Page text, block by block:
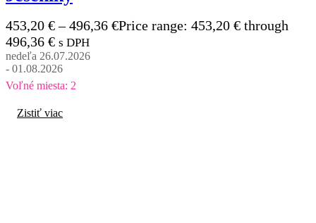
453,20 € – 496,36 €Price range: 453,20 € through
496,36 € s DPH
nedeľa 26.07.2026
- 01.08.2026
Voľné miesta: 2
Zistiť viac